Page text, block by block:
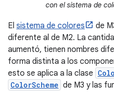
con el sistema de
El sistema de colores
de
diferente al de M2. La
aumentó, tienen nombres
forma distinta a los
esto se aplica a la clase
ColorScheme de M3 y las